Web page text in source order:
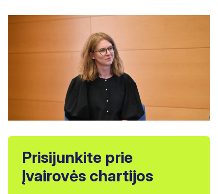
Prisijunkite prie
Įvairovės chartijos